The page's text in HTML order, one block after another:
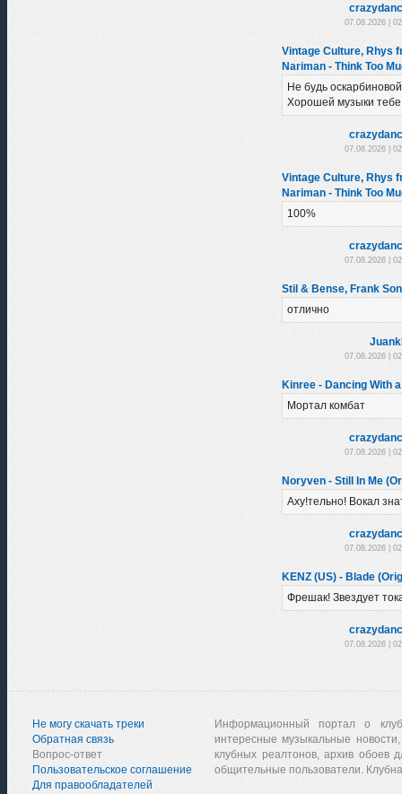
07.08.2026 |
Vintage Culture, Rhys
Nariman - Think Too
Не будь
Хорошей музыки
07.08.2026 |
Vintage Culture, Rhys
Nariman - Think Too
100%
07.08.2026 |
Stil & Bense, Frank
отлично
07.08.2026 |
Kinree - Dancing With
Мортал комбат
07.08.2026 |
Noryven - Still In Me
Аху!тельно! Вокал
07.08.2026 |
KENZ (US) - Blade
Фрешак! Звездует
07.08.2026 |
Не могу скачать треки
Обратная связь
Вопрос-ответ
Пользовательское соглашение
Для правообладателей
Информационный портал о
интересные музыкальные
клубных реалтонов, архив обоев
общительные пользователи.